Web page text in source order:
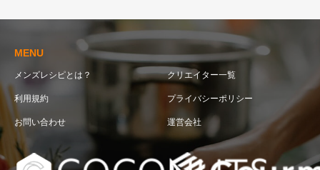
MENU
メンズレシピとは？ クリエイター一覧
利用規約 プライバシーポリシー
お問い合わせ 運営会社